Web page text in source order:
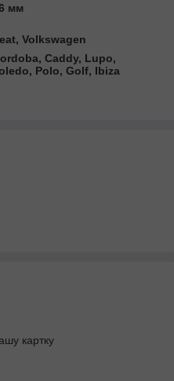
мм
Volkswagen
Caddy, Lupo,
Polo, Golf, Ibiza
картку